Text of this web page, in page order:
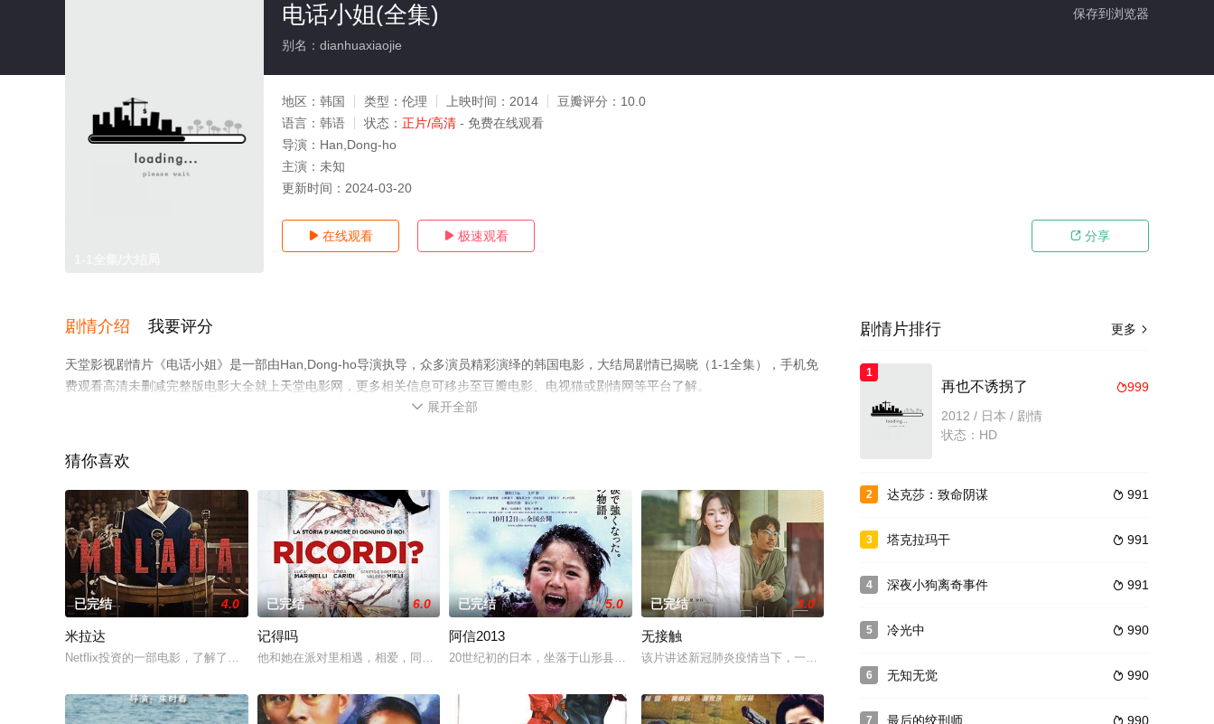
保存到浏览器
电话小姐(全集)
别名：dianhuaxiaojie
地区： 韩国 类型： 伦理 上映时间： 2014 豆瓣评分： 10.0
语言： 韩语 状态： 正片/高清 - 免费在线观看
导演： Han,Dong-ho
主演： 未知
更新时间： 2024-03-20
 在线观看  极速观看  分享
剧情介绍 我要评分
天堂影视剧情片《电话小姐》是一部由Han,Dong-ho导演执导，众多演员精彩演绎的韩国电影，大结局剧情已揭晓（1-1全集），手机免
费观看高清未删减完整版电影大全就上天堂电影网，更多相关信息可移步至豆瓣电影、电视猫或剧情网等平台了解。
 展开全部
猜你喜欢
已完结 4.0
米拉达
Netflix投资的一部电影，了解了一个了不起的人，一段历史：Milada Horáková，出生于奥匈帝国时期的布拉格，一战时17岁，因为参加反战游行，
已完结 6.0
记得吗
他和她在派对里相遇，相爱，同居，互相讲述童年的回忆、共同的回忆和其他爱的回忆；忧郁男子随处都能看见过往的悲伤，乐观女子则对眼前生活充满热情。俩人的恋情色彩
已完结 5.0
阿信2013
20世纪初的日本，坐落于山形县最上川上游的小山村被厚厚的积雪掩盖。谷村一家团团围坐，贫苦度日。7岁女孩阿信（滨田心音 饰）没有得到可
已完结 3.0
无接触
该片讲述新冠肺炎疫情当下，一对无法见面的男女之间的发生的故事。金周宪饰演分手后出国留学又回到了
更多 
剧情片排行
1
999
再也不诱拐了
2012 / 日本 / 剧情
状态：HD
2  991
达克莎：致命阴谋
3  991
塔克拉玛干
4  991
深夜小狗离奇事件
5  990
冷光中
6  990
无知无觉
7  990
最后的绞刑师